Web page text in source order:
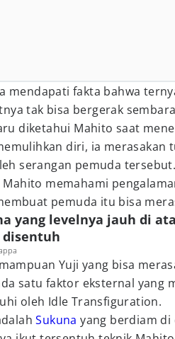
mendapati fakta bahwa
tak bisa bergerak
diketahui Mahito saat
diri, ia merasakan
serangan pemuda tersebut.
memahami
pemuda itu bisa
yang levelnya jauh di
Yuji yang bisa
satu faktor eksternal yang
oleh Idle Transfiguration.
Sukuna yang berdiam di